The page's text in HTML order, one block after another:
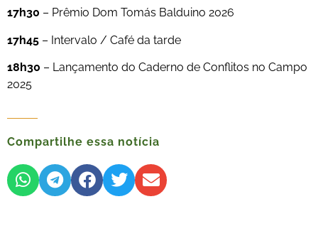
17h30 – Prêmio Dom Tomás Balduino 2026
17h45 – Intervalo / Café da tarde
18h30 – Lançamento do Caderno de Conflitos no Campo
2025
Compartilhe essa notícia